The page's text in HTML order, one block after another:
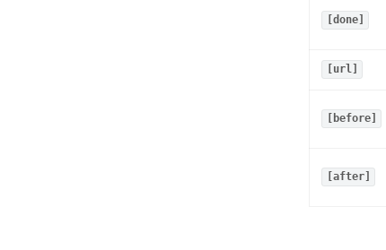
[done]
[url]
[before]
[after]